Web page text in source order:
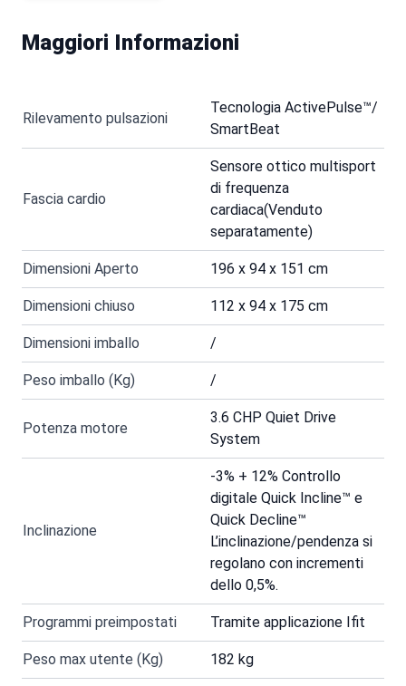
Maggiori Informazioni
Rilevamento pulsazioni
Tecnologia ActivePulse™/
SmartBeat
Fascia cardio
Sensore ottico multisport
di frequenza
cardiaca(Venduto
separatamente)
Dimensioni Aperto 196 x 94 x 151 cm
Dimensioni chiuso 112 x 94 x 175 cm
Dimensioni imballo /
Peso imballo (Kg) /
Potenza motore
3.6 CHP Quiet Drive
System
Inclinazione
-3% + 12% Controllo
digitale Quick Incline™ e
Quick Decline™
L’inclinazione/pendenza si
regolano con incrementi
dello 0,5%.
Programmi preimpostati Tramite applicazione Ifit
Peso max utente (Kg) 182 kg